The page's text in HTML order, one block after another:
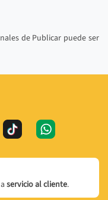
de Publicar puede ser
servicio al cliente.